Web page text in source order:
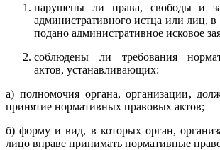
нарушены ли права, свободы и
административного истца или лиц, в
подано административное исковое
соблюдены ли требования
актов, устанавливающих:
а) полномочия органа, организации,
принятие нормативных правовых актов;
б) форму и вид, в которых орган,
лицо вправе принимать нормативные